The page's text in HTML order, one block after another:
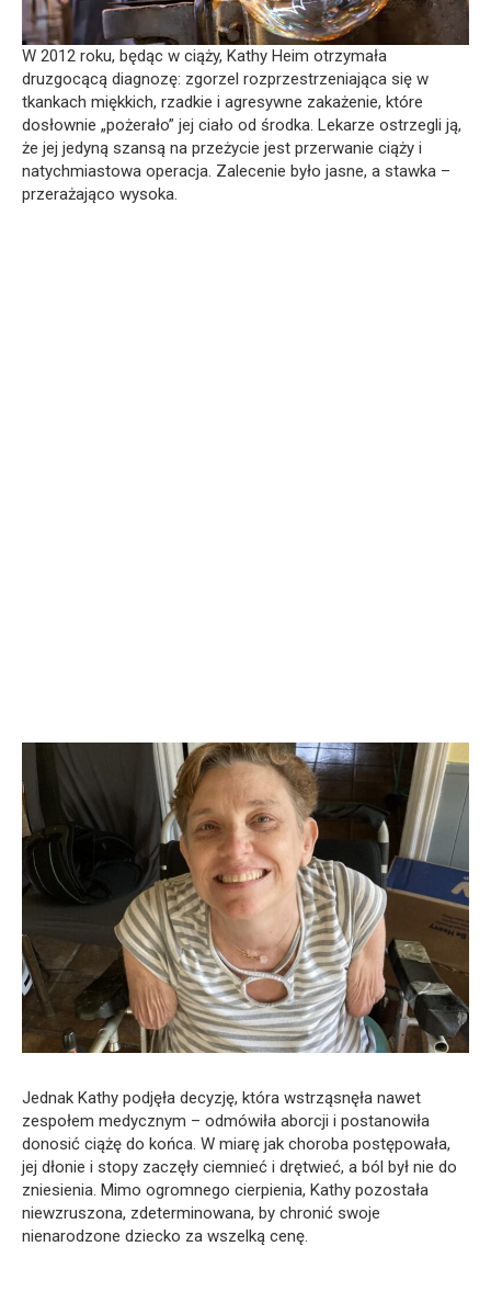
W 2012 roku, będąc w ciąży, Kathy Heim otrzymała
druzgocącą diagnozę: zgorzel rozprzestrzeniająca się w
tkankach miękkich, rzadkie i agresywne zakażenie, które
dosłownie „pożerało” jej ciało od środka. Lekarze ostrzegli ją,
że jej jedyną szansą na przeżycie jest przerwanie ciąży i
natychmiastowa operacja. Zalecenie było jasne, a stawka –
przerażająco wysoka.
Jednak Kathy podjęła decyzję, która wstrząsnęła nawet
zespołem medycznym – odmówiła aborcji i postanowiła
donosić ciążę do końca. W miarę jak choroba postępowała,
jej dłonie i stopy zaczęły ciemnieć i drętwieć, a ból był nie do
zniesienia. Mimo ogromnego cierpienia, Kathy pozostała
niewzruszona, zdeterminowana, by chronić swoje
nienarodzone dziecko za wszelką cenę.